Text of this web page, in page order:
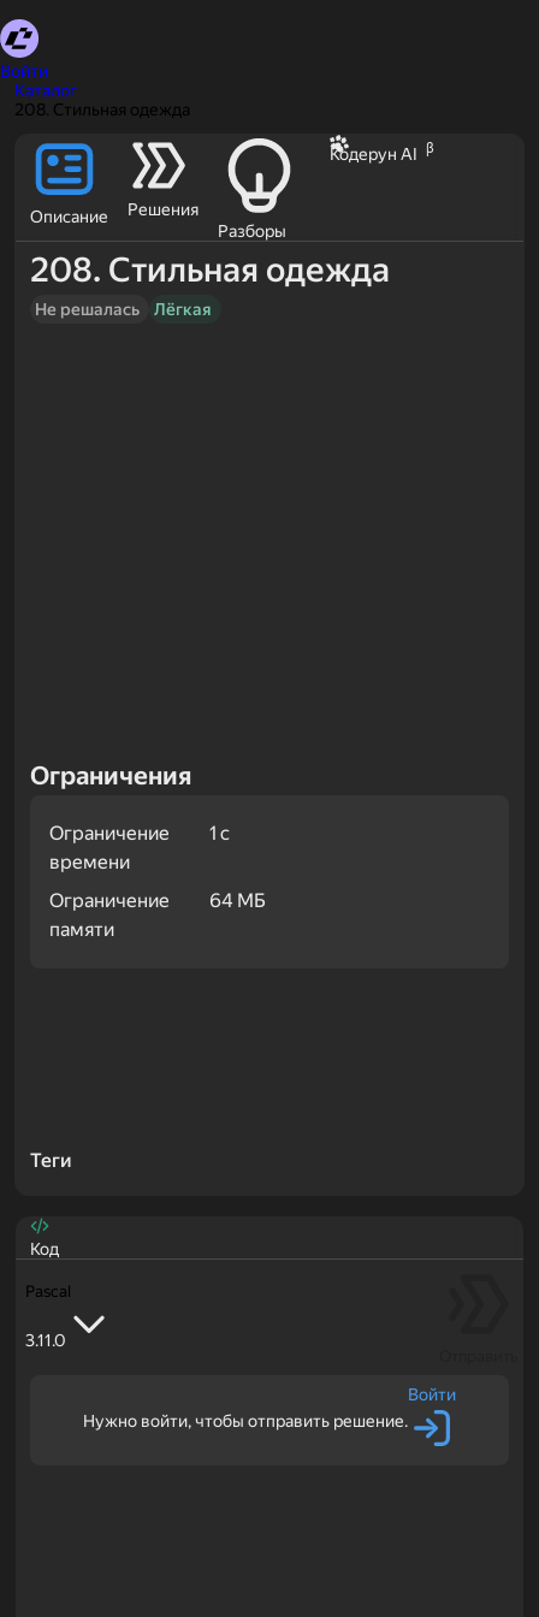
Войти
Каталог
208. Стильная одежда
Описание
Решения
Разборы
Кодерун AI β
208. Стильная одежда
Не решалась Лёгкая
Ограничения
Ограничение
времени
1 с
Ограничение
памяти
64 МБ
Теги
Код
Pascal
3.11.0
Нужно войти, чтобы отправить решение.
Войти